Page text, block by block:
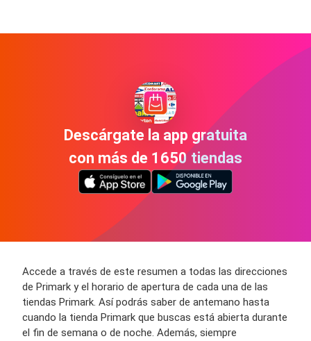
Descárgate la app gratuita
con más de 1650 tiendas
Accede a través de este resumen a todas las direcciones
de Primark y el horario de apertura de cada una de las
tiendas Primark. Así podrás saber de antemano hasta
cuando la tienda Primark que buscas está abierta durante
el fin de semana o de noche. Además, siempre